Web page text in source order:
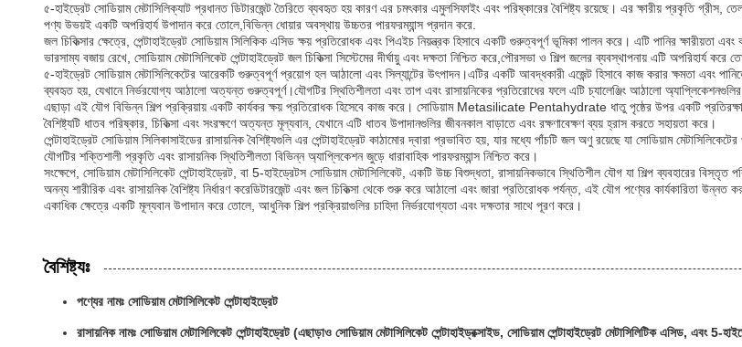
৫-হাইড্রেট সোডিয়াম মেটাসিলিক্যাট প্রধানত ডিটারজেন্ট তৈরিতে ব্যবহৃত হয় কারণ এর চমৎকার এমুলসিফাইং এবং পরিষ্কারের বৈশিষ্ট্য রয়েছে। এর ক্ষারীয় প্রকৃতি গ্রীস,
পণ্য উভয়ই একটি অপরিহার্য উপাদান করে তোলে,বিভিন্ন ধোয়ার অবস্থায় উচ্চতর পারফরম্যান্স প্রদান করে.
জল চিকিত্সার ক্ষেত্রে, পেন্টাহাইড্রেট সোডিয়াম সিলিকিক এসিড ক্ষয় প্রতিরোধক এবং পিএইচ নিয়ন্ত্রক হিসাবে একটি গুরুত্বপূর্ণ ভূমিকা পালন করে। এটি পানির ক্ষারীয়তা
ভারসাম্য বজায় রেখে, সোডিয়াম মেটাসিলিকেট পেন্টাহাইড্রেট জল চিকিত্সা সিস্টেমের দীর্ঘায়ু এবং দক্ষতা নিশ্চিত করে,পৌরসভা ও শিল্প জলের ব্যবস্থাপনায় এটি অপরিহার্য করে
৫-হাইড্রেট সোডিয়াম মেটাসিলিকেটের আরেকটি গুরুত্বপূর্ণ প্রয়োগ হল আঠালো এবং সিল্যান্টের উৎপাদন।এটির একটি আবদ্ধকারী এজেন্ট হিসাবে কাজ করার ক্ষমতা এবং
ব্যবহৃত হয়, যেখানে নির্ভরযোগ্য আঠালো অত্যন্ত গুরুত্বপূর্ণ।যৌগটির স্থিতিশীলতা এবং তাপ এবং রাসায়নিকের প্রতিরোধের ফলে এটি চ্যালেঞ্জিং আঠালো
এছাড়া এই যৌগ বিভিন্ন শিল্প প্রক্রিয়ায় একটি কার্যকর ক্ষয় প্রতিরোধক হিসেবে কাজ করে। সোডিয়াম Metasilicate Pentahydrate ধাতু পৃষ্ঠের উপর একটি
বৈশিষ্ট্যটি ধাতব পরিষ্কার, চিকিত্সা এবং সংরক্ষণে অত্যন্ত মূল্যবান, যেখানে এটি ধাতব উপাদানগুলির জীবনকাল বাড়াতে এবং রক্ষণাবেক্ষণ ব্যয় হ্রাস করতে সহায়তা করে।
পেন্টাহাইড্রেট সোডিয়াম সিলিকাসাইডের রাসায়নিক বৈশিষ্ট্যগুলি এর পেন্টাহাইড্রেট কাঠামোর দ্বারা প্রভাবিত হয়, যার মধ্যে পাঁচটি জল অণু রয়েছে যা সোডিয়াম
যৌগটির শক্তিশালী প্রকৃতি এবং রাসায়নিক স্থিতিশীলতা বিভিন্ন অ্যাপ্লিকেশন জুড়ে ধারাবাহিক পারফরম্যান্স নিশ্চিত করে।
সংক্ষেপে, সোডিয়াম মেটাসিলিকেট পেন্টাহাইড্রেট, বা 5-হাইড্রেটস সোডিয়াম মেটাসিলিকেট, একটি উচ্চ বিশুদ্ধতা, রাসায়নিকভাবে স্থিতিশীল যৌগ যা শিল্প
অনন্য শারীরিক এবং রাসায়নিক বৈশিষ্ট্য নির্ধারণ করেডিটারজেন্ট এবং জল চিকিত্সা থেকে শুরু করে আঠালো এবং জারা প্রতিরোধক পর্যন্ত, এই যৌগ পণ্যের কার্যকারিতা
একাধিক ক্ষেত্রে একটি মূল্যবান উপাদান করে তোলে, আধুনিক শিল্প প্রক্রিয়াগুলির চাহিদা নির্ভরযোগ্যতা এবং দক্ষতার সাথে পূরণ করে।
বৈশিষ্ট্যঃ
পণ্যের নামঃ সোডিয়াম মেটাসিলিকেট পেন্টাহাইড্রেট
রাসায়নিক নামঃ সোডিয়াম মেটাসিলিকেট পেন্টাহাইড্রেট (এছাড়াও সোডিয়াম মেটাসিলিকেট পেন্টাহাইড্রক্সাইড, সোডিয়াম পেন্টাহাইড্রেট মেটাসিলিটিক এসিড, এবং 5-